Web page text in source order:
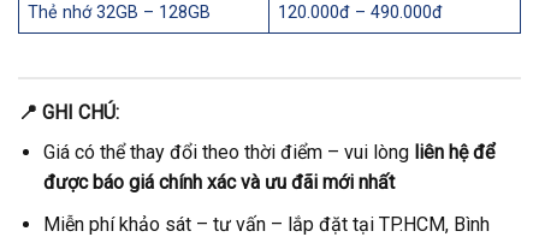
Thẻ nhớ 32GB – 128GB
120.000đ – 490.000đ
📍 GHI CHÚ:
Giá có thể thay đổi theo thời điểm – vui lòng liên hệ để
được báo giá chính xác và ưu đãi mới nhất
Miễn phí khảo sát – tư vấn – lắp đặt tại TP.HCM, Bình